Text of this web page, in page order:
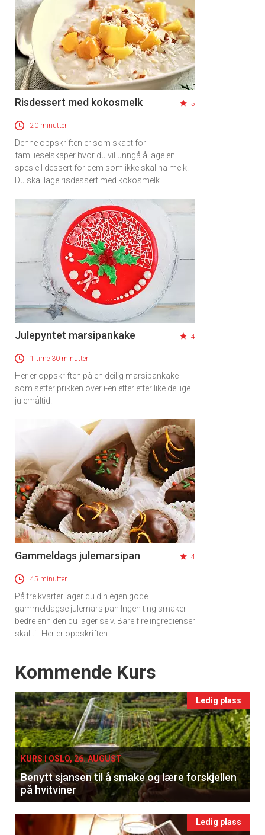
Få ukentlige nyhetsbrev fra
Apéritif
Vi tilbyr flere ukentlige nyhetsbrev. Du
kan fritt velge hvilke du ønsker å få
tilsendt.
Registrer deg
Risdessert med kokosmelk 5
20 minutter
Denne oppskriften er som skapt for
familieselskaper hvor du vil unngå å lage en
spesiell dessert for dem som ikke skal ha melk.
Du skal lage risdessert med kokosmelk.
Julepyntet marsipankake 4
1 time 30 minutter
Her er oppskriften på en deilig marsipankake
som setter prikken over i-en etter etter like deilige
julemåltid.
Gammeldags julemarsipan 4
45 minutter
På tre kvarter lager du din egen gode
gammeldagse julemarsipan Ingen ting smaker
bedre enn den du lager selv. Bare fire ingredienser
skal til. Her er oppskriften.
Events
Kommende Kurs
Ledig plass
KURS I OSLO, 26. AUGUST
Benytt sjansen til å smake og lære forskjellen
på hvitviner
Ledig plass